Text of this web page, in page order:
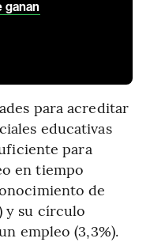
ganan
para acreditar
educativas
para
en tiempo
de
y su círculo
empleo (3,3%).